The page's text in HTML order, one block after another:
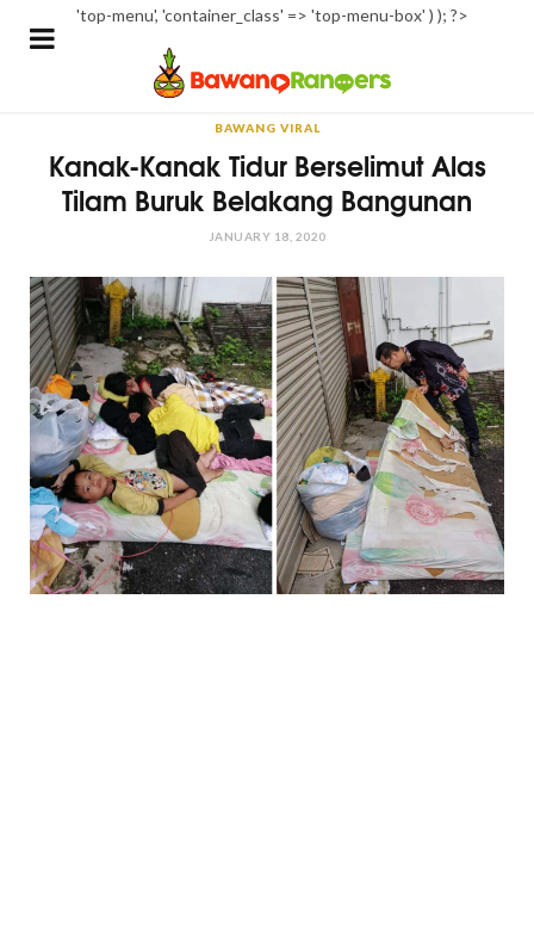
'top-menu', 'container_class' => 'top-menu-box' ) ); ?>
BAWANG VIRAL
Kanak-Kanak Tidur Berselimut Alas
Tilam Buruk Belakang Bangunan
JANUARY 18, 2020